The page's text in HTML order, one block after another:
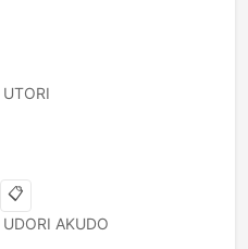
UTORI
📋
UDORI AKUDO